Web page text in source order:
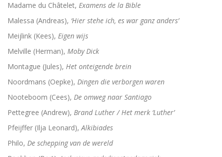
Madame du Châtelet, Examens de la Bible
Malessa (Andreas), ‘Hier stehe ich, es war ganz anders’
Meijlink (Kees), Eigen wijs
Melville (Herman), Moby Dick
Montague (Jules), Het onteigende brein
Noordmans (Oepke), Dingen die verborgen waren
Nooteboom (Cees), De omweg naar Santiago
Pettegree (Andrew), Brand Luther / Het merk ‘Luther’
Pfeijffer (Ilja Leonard),Alkibiades
Philo, De schepping van de wereld